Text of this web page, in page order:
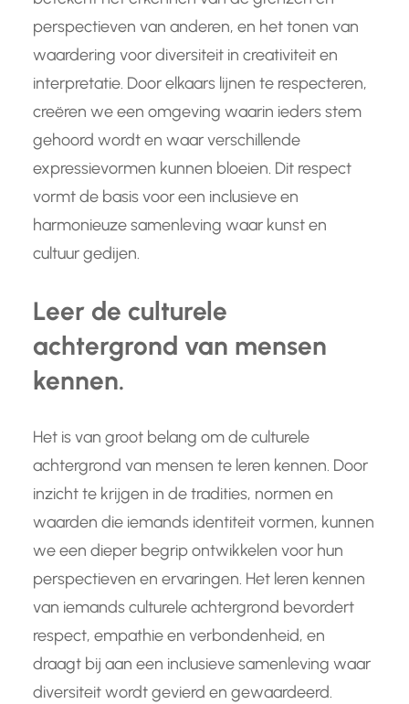
perspectieven van anderen, en het tonen van
waardering voor diversiteit in creativiteit en
interpretatie. Door elkaars lijnen te respecteren,
creëren we een omgeving waarin ieders stem
gehoord wordt en waar verschillende
expressievormen kunnen bloeien. Dit respect
vormt de basis voor een inclusieve en
harmonieuze samenleving waar kunst en
cultuur gedijen.
Leer de culturele
achtergrond van mensen
kennen.
Het is van groot belang om de culturele
achtergrond van mensen te leren kennen. Door
inzicht te krijgen in de tradities, normen en
waarden die iemands identiteit vormen, kunnen
we een dieper begrip ontwikkelen voor hun
perspectieven en ervaringen. Het leren kennen
van iemands culturele achtergrond bevordert
respect, empathie en verbondenheid, en
draagt bij aan een inclusieve samenleving waar
diversiteit wordt gevierd en gewaardeerd.